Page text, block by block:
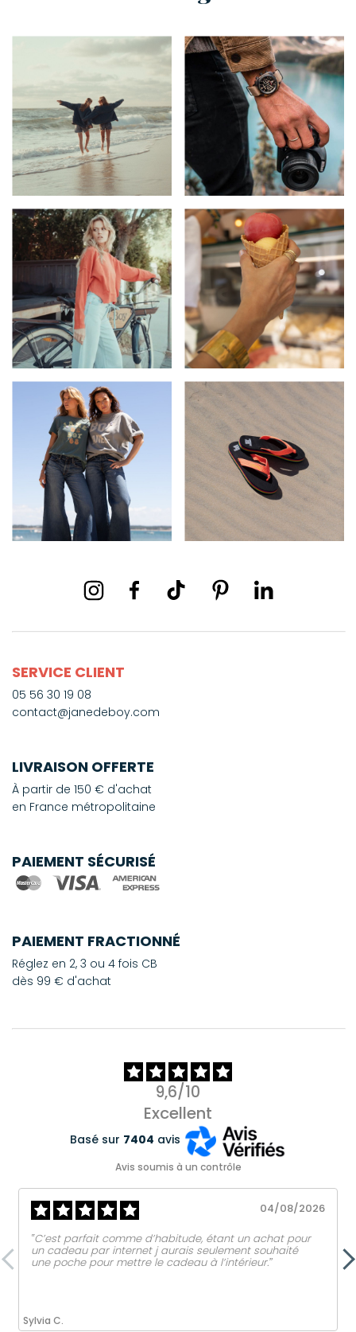
SERVICE CLIENT
05 56 30 19 08
contact@janedeboy.com
LIVRAISON OFFERTE
À partir de 150 € d'achat
en France métropolitaine
PAIEMENT SÉCURISÉ
PAIEMENT FRACTIONNÉ
Réglez en 2, 3 ou 4 fois CB
dès 99 € d'achat
9,6/10
Excellent
Basé sur 7404 avis
Avis soumis à un contrôle
Sylvia C.
04/08/2026
‟C’est parfait comme d’habitude, étant un achat pour
un cadeau par internet j aurais seulement souhaité
une poche pour mettre le cadeau à l’intérieur.ˮ